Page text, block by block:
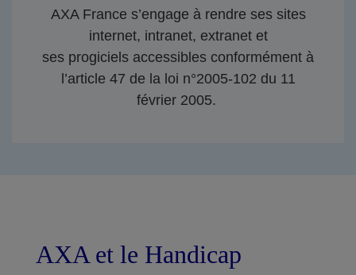
AXA France s’engage à rendre ses sites
internet, intranet, extranet et
ses progiciels accessibles conformément à
l’article 47 de la loi n°2005-102 du 11
février 2005.
AXA et le Handicap